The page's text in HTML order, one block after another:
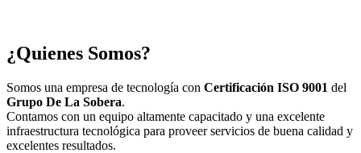
¿Quienes Somos?
Somos una empresa de tecnología con Certificación ISO 9001 del
Grupo De La Sobera.
Contamos con un equipo altamente capacitado y una excelente
infraestructura tecnológica para proveer servicios de buena calidad y
excelentes resultados.